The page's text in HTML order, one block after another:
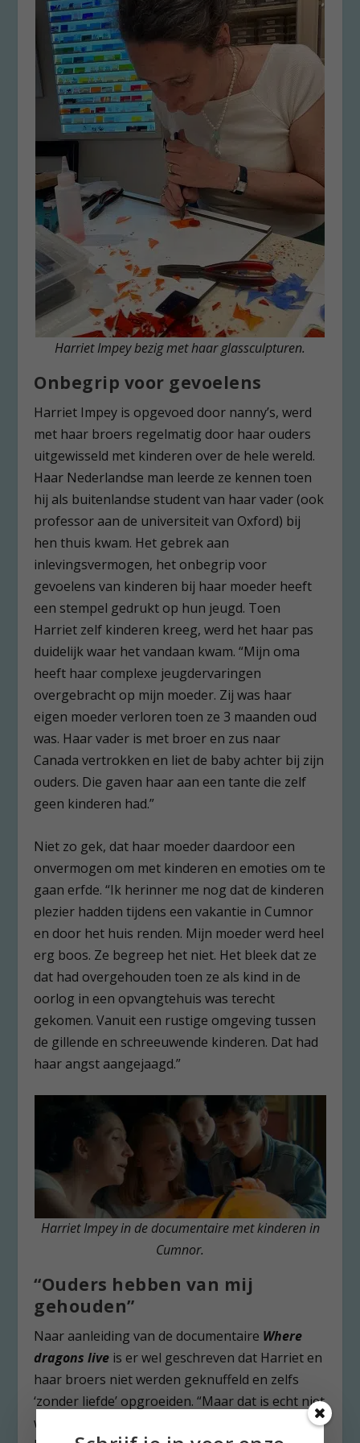
Harriet Impey bezig met haar glassculpturen.
Onbegrip voor gevoelens
Harriet Impey is opgevoed door nanny’s, werd
met haar broers regelmatig door haar ouders
uitgewisseld met kinderen over de hele wereld.
Haar Nederlandse man leerde ze kennen toen
hij als buitenlandse student van haar vader (ook
professor aan de universiteit van Oxford) bij
hen thuis kwam. Het gebrek aan
inlevingsvermogen, het onbegrip voor
gevoelens van kinderen bij haar moeder heeft
een stempel gedrukt op hun jeugd. Toen
Harriet zelf kinderen kreeg, werd het haar pas
duidelijk waar het vandaan kwam. “Mijn oma
heeft haar complexe jeugdervaringen
overgebracht op mijn moeder. Zij was haar
eigen moeder verloren toen ze 3 maanden oud
was. Haar vader is met broer en zus naar
Canada vertrokken en liet de baby achter bij zijn
ouders. Die gaven haar aan een tante die zelf
geen kinderen had.”
Niet zo gek, dat haar moeder daardoor een
onvermogen om met kinderen en emoties om te
gaan erfde. “Ik herinner me nog dat de kinderen
plezier hadden tijdens een vakantie in Cumnor
en door het huis renden. Mijn moeder werd heel
erg boos. Ze begreep het niet. Het bleek dat ze
dat had overgehouden toen ze als kind in de
oorlog in een opvangtehuis was terecht
gekomen. Vanuit een rustige omgeving tussen
de gillende en schreeuwende kinderen. Dat had
haar angst aangejaagd.”
Harriet Impey in de documentaire met kinderen in
Cumnor.
“Ouders hebben van mij
gehouden”
Naar aanleiding van de documentaire Where
dragons live is er wel geschreven dat Harriet en
haar broers niet werden geknuffeld en zelfs
‘zonder liefde’ opgroeiden. “Maar dat is echt niet
waar. Ik weet zeker dat mijn ouders van ons